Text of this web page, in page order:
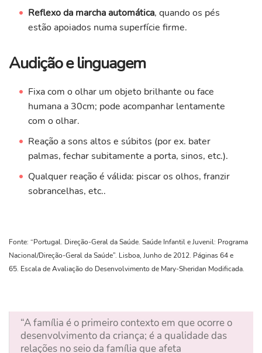
Reflexo da marcha automática, quando os pés
estão apoiados numa superfície firme.
Audição e linguagem
Fixa com o olhar um objeto brilhante ou face
humana a 30cm; pode acompanhar lentamente
com o olhar.
Reação a sons altos e súbitos (por ex. bater
palmas, fechar subitamente a porta, sinos, etc.).
Qualquer reação é válida: piscar os olhos, franzir
sobrancelhas, etc..
Fonte: “Portugal. Direção-Geral da Saúde. Saúde Infantil e Juvenil: Programa
Nacional/Direção-Geral da Saúde”. Lisboa, Junho de 2012. Páginas 64 e
65. Escala de Avaliação do Desenvolvimento de Mary-Sheridan Modificada.
“A família é o primeiro contexto em que ocorre o
desenvolvimento da criança; é a qualidade das
relações no seio da família que afeta